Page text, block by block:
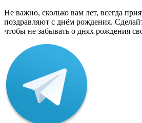
Не важно, сколько вам лет, всегда
поздравляют с днём рождения.
чтобы не забывать о днях рождения